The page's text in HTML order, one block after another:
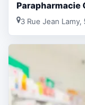
Parapharmacie
3 Rue Jean